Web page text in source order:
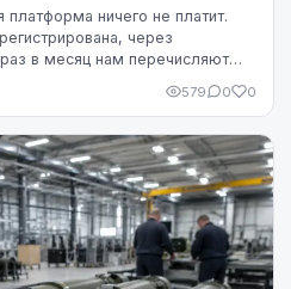
ничего не платит.
через
в месяц нам перечисляют
предъявляется таможне,
579 0 0